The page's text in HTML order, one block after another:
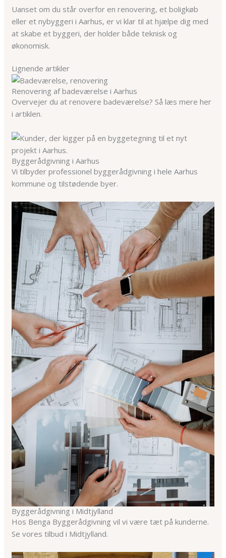
Uanset om du står overfor en renovering, et boligkøb
eller et nybyggeri i Aarhus, er vi klar til at hjælpe dig med
at skabe et byggeri, der holder både teknisk og
økonomisk.
Lignende artikler
Renovering af badeværelse i Aarhus
Overvejer du at renovere badeværelse? Så læs mere her
i artiklen.
Byggerådgivning i Aarhus
Vi tilbyder professionel byggerådgivning i hele Aarhus
kommune og tilstødende byer.
Byggerådgivning i Midtjylland
Hos Benga Byggerådgivning vil vi være tæt på kunderne.
Se vores tilbud i Midtjylland.